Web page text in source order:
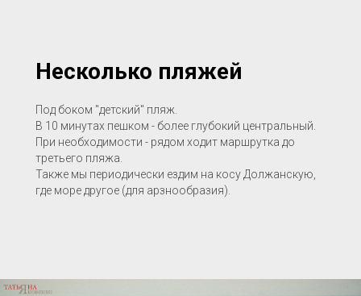
Несколько пляжей
Под боком "детский" пляж.
В 10 минутах пешком - более глубокий центральный.
При необходимости - рядом ходит маршрутка до
третьего пляжа.
Также мы периодически ездим на косу Должанскую,
где море другое (для арзнообразия).